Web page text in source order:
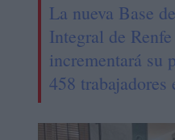
La nueva Base
Integral de
incrementará su
458 trabajadores